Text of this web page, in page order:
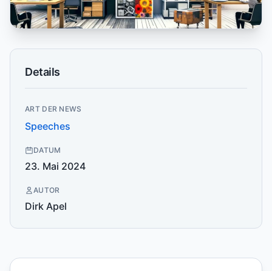
Details
ART DER NEWS
Speeches
DATUM
23. Mai 2024
AUTOR
Dirk Apel